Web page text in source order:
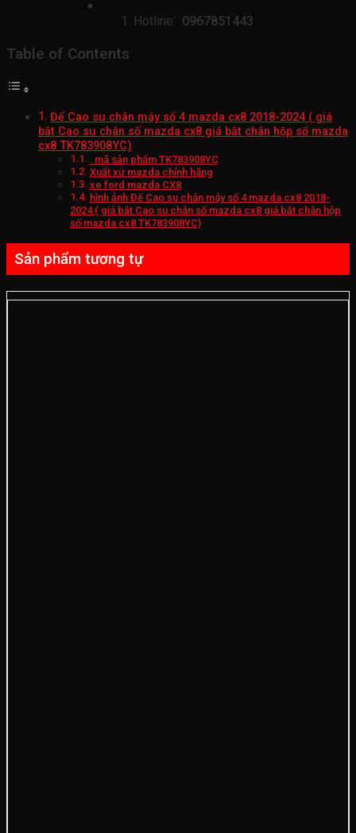
Hotline: 0967851443
Table of Contents
Đế Cao su chân máy số 4 mazda cx8 2018-2024 ( giá
bắt Cao su chân số mazda cx8 giá bắt chân hộp số mazda
cx8 TK783908YC)
mã sản phẩm TK783908YC
Xuất xứ mazda chính hãng
xe ford mazda CX8
hình ảnh Đế Cao su chân máy số 4 mazda cx8 2018-
2024 ( giá bắt Cao su chân số mazda cx8 giá bắt chân hộp
số mazda cx8 TK783908YC)
Sản phẩm tương tự